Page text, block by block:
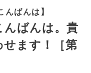
んばんは】
ばんは。貴
ます！［第